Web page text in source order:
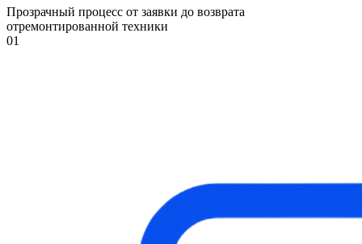
Прозрачный процесс от заявки до возврата
отремонтированной техники
01